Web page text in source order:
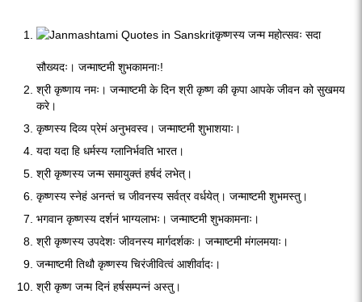
कृष्णस्य जन्म महोत्सवः सदा
सौख्यदः। जन्माष्टमी शुभकामनाः!
श्री कृष्णाय नमः। जन्माष्टमी के दिन श्री कृष्ण की कृपा आपके जीवन को सुखमय
करे।
कृष्णस्य दिव्य प्रेमं अनुभवस्व। जन्माष्टमी शुभाशयाः।
यदा यदा हि धर्मस्य ग्लानिर्भवति भारत।
श्री कृष्णस्य जन्म समायुक्तं हर्षदं लभेत्।
कृष्णस्य स्नेहं अनन्तं च जीवनस्य सर्वत्र वर्धयेत्। जन्माष्टमी शुभमस्तु।
भगवान कृष्णस्य दर्शनं भाग्यलाभः। जन्माष्टमी शुभकामनाः।
श्री कृष्णस्य उपदेशः जीवनस्य मार्गदर्शकः। जन्माष्टमी मंगलमयाः।
जन्माष्टमी तिथौ कृष्णस्य चिरंजीवित्वं आशीर्वादः।
श्री कृष्ण जन्म दिनं हर्षसम्पन्नं अस्तु।